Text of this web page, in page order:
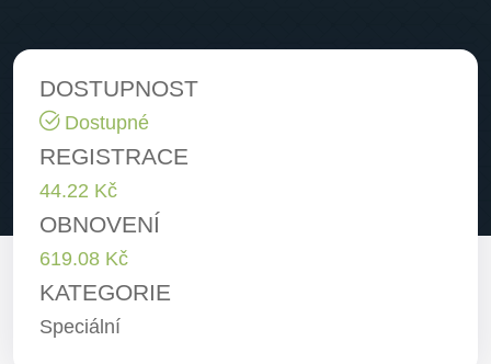
DOSTUPNOST
Dostupné
REGISTRACE
44.22 Kč
OBNOVENÍ
619.08 Kč
KATEGORIE
Speciální